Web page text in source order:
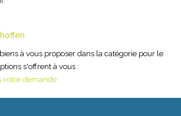
NOS AGENCES
Les Agences Origami
Notre Philosophie
Notre Équipe
à vous proposer dans la catégorie pour le
s'offrent à vous :
votre demande